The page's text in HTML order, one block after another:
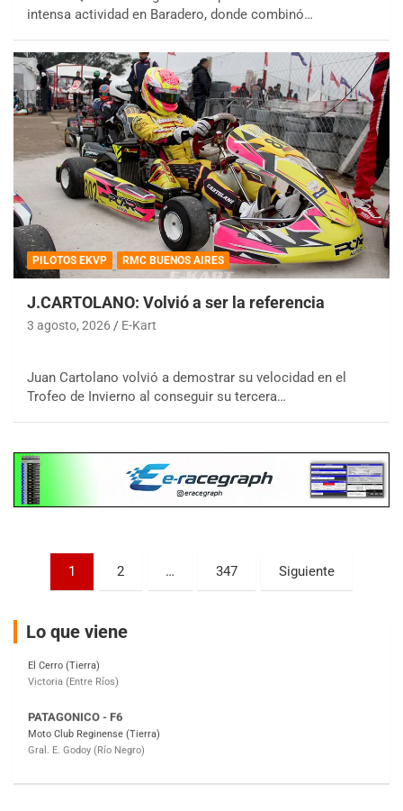
intensa actividad en Baradero, donde combinó…
PILOTOS EKVP RMC BUENOS AIRES
J.CARTOLANO: Volvió a ser la referencia
3 agosto, 2026 E-Kart
Juan Cartolano volvió a demostrar su velocidad en el
Trofeo de Invierno al conseguir su tercera…
Paginación
entradas
1 2 … 347 Siguiente
Lo que viene
COBERTURA ESPECIAL DE E-KART.COM.AR
08/09-AGO
Ramiro Tot (Asfalto)
Baradero (Buenos Aires)
KDO - F6
Trenque Lauquen (Buenos Aires)
ENTRERRIANO - F6 (POSTERGADA)
Parque de la Velocidad (Asfalto)
El Cerro (Tierra)
PATAGONICO - F6
Gral. E. Godoy (Río Negro)
Juventud Unida (Tierra)
Humboldt (Santa Fe)
Ciudad de Avellaneda (Asfalto)